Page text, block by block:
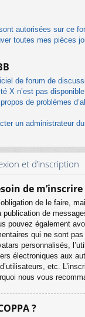
autorisées sur ce
toutes mes pièces
de forum de
X n’est pas
de problèmes
un administrateur
et d’inscription
de m’inscrire
de le faire,
publication de
pouvez également
qui ne sont
personnalisés,
électroniques aux
etc.
nous vous
?